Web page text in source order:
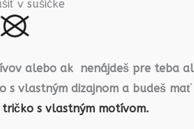
v sušičke
alebo ak nenájdeš pre teba
s vlastným dizajnom a budeš
s vlastným motívom.